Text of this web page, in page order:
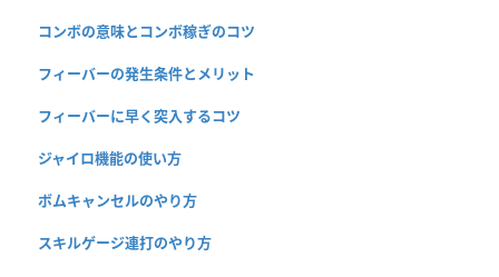
コンボの意味とコンボ稼ぎのコツ
フィーバーの発生条件とメリット
フィーバーに早く突入するコツ
ジャイロ機能の使い方
ボムキャンセルのやり方
スキルゲージ連打のやり方